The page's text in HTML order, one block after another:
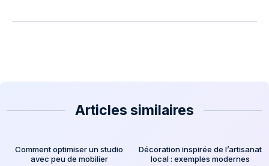
Articles similaires
Comment optimiser un studio
avec peu de mobilier
Décoration inspirée de l’artisanat
local : exemples modernes